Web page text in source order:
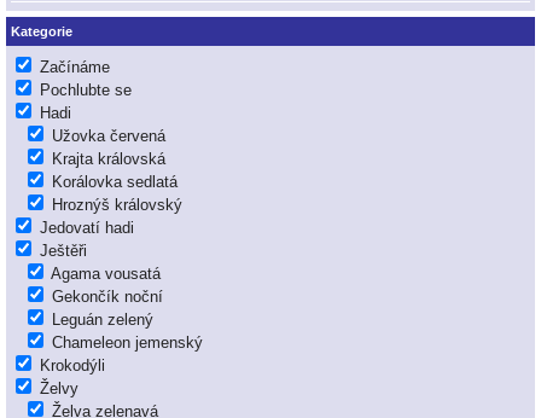
Kategorie
Začínáme
Pochlubte se
Hadi
Užovka červená
Krajta královská
Korálovka sedlatá
Hroznýš královský
Jedovatí hadi
Ještěři
Agama vousatá
Gekončík noční
Leguán zelený
Chameleon jemenský
Krokodýli
Želvy
Želva zelenavá